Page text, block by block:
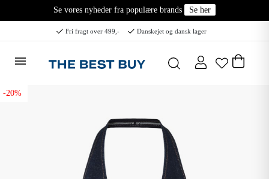
Se vores nyheder fra populære brands Se her
Fri fragt over 499,- Danskejet og dansk lager
-20%